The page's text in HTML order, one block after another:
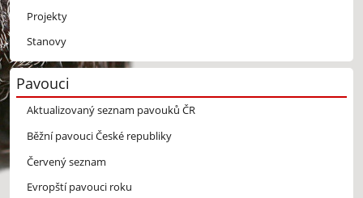
Projekty
Stanovy
Pavouci
Aktualizovaný seznam pavouků ČR
Běžní pavouci České republiky
Červený seznam
Evropští pavouci roku